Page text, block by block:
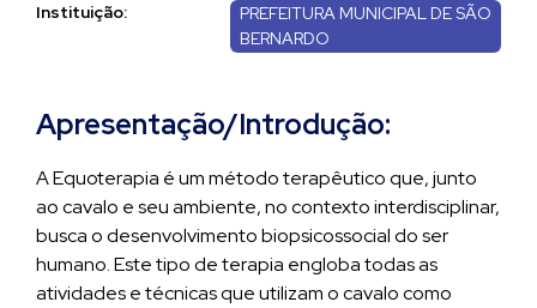
Instituição:
PREFEITURA MUNICIPAL DE SÃO
BERNARDO
Apresentação/Introdução:
A Equoterapia é um método terapêutico que, junto
ao cavalo e seu ambiente, no contexto interdisciplinar,
busca o desenvolvimento biopsicossocial do ser
humano. Este tipo de terapia engloba todas as
atividades e técnicas que utilizam o cavalo como